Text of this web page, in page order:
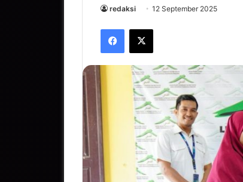
redaksi 12 September 2025
Facebook
X